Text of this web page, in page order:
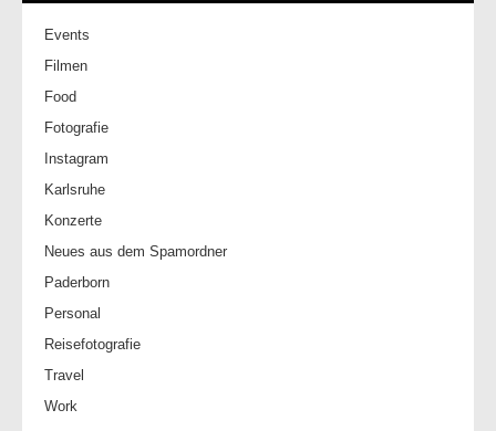
Events
Filmen
Food
Fotografie
Instagram
Karlsruhe
Konzerte
Neues aus dem Spamordner
Paderborn
Personal
Reisefotografie
Travel
Work